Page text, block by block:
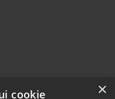
×
cookie